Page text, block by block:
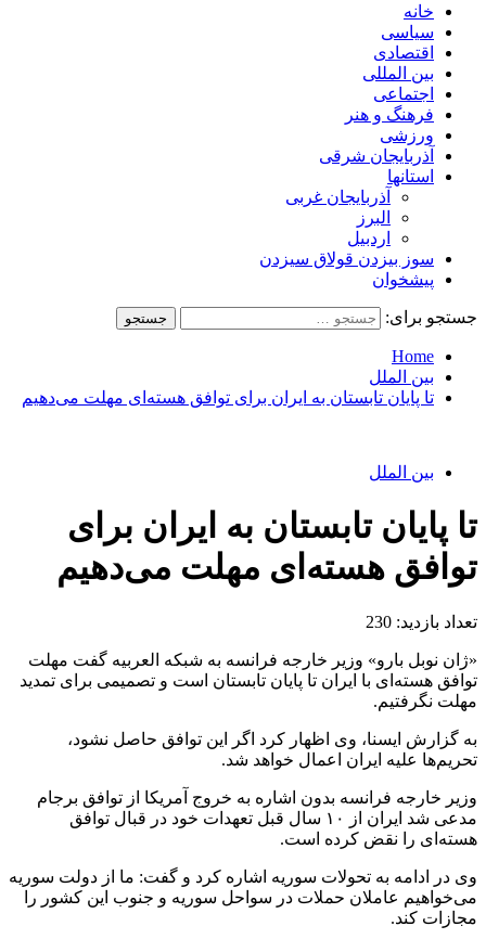
خانه
سیاسی
اقتصادی
بین المللی
اجتماعی
فرهنگ و هنر
ورزشی
آذربایجان شرقی
استانها
آذربایجان غربی
البرز
اردبیل
سوز بیزدن قولاق سیزدن
پیشخوان
جستجو برای:
Home
بین الملل
تا پایان تابستان به ایران برای توافق هسته‌ای مهلت می‌دهیم
بین الملل
تا پایان تابستان به ایران برای
توافق هسته‌ای مهلت می‌دهیم
تعداد بازدید: 230
«ژان نوبل بارو» وزیر خارجه فرانسه به شبکه العربیه گفت مهلت
توافق هسته‌ای با ایران تا پایان تابستان است و تصمیمی برای تمدید
مهلت نگرفتیم.
به گزارش ایسنا، وی اظهار کرد اگر این توافق حاصل نشود،
تحریم‌ها علیه ایران اعمال خواهد شد.
وزیر خارجه فرانسه بدون اشاره به خروج آمریکا از توافق برجام
مدعی شد ایران از ۱۰ سال قبل تعهدات خود در قبال توافق
هسته‌ای را نقض کرده است.
وی در ادامه به تحولات سوریه اشاره کرد و گفت: ما از دولت سوریه
می‌خواهیم عاملان حملات در سواحل سوریه و جنوب این کشور را
مجازات کند.